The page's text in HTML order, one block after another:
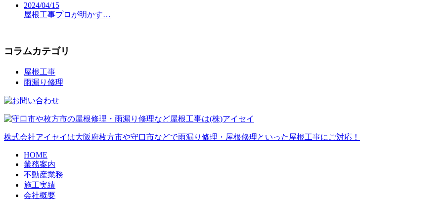
2024/04/15
屋根工事プロが明かす…
コラムカテゴリ
屋根工事
雨漏り修理
株式会社アイセイは大阪府枚方市や守口市などで雨漏り修理・屋根修理といった屋根工事にご対応！
HOME
業務案内
不動産業務
施工実績
会社概要